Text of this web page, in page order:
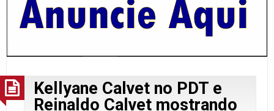
Kellyane Calvet no PDT e
Reinaldo Calvet mostrando